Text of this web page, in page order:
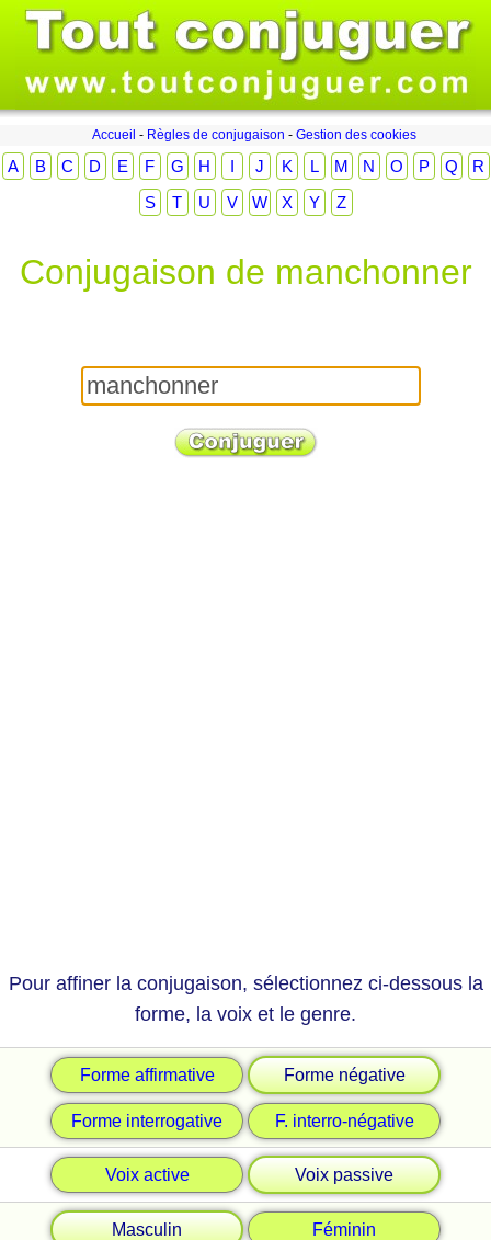
Accueil - Règles de conjugaison - Gestion des cookies
A B C D E F G H I J K L M N O P Q
R
S
T U V W X Y Z
Conjugaison de manchonner
Pour affiner la conjugaison, sélectionnez ci-dessous la
forme, la voix et le genre.
Forme affirmative Forme négative
Forme interrogative F. interro-négative
Voix active Voix passive
Masculin Féminin